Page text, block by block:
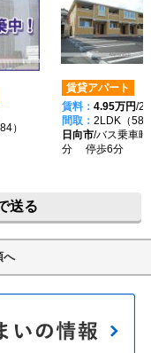
）
賃貸アパート
賃料： 4.95万円/
間取： 2LDK（
日向市/バス乗車
分 停歩6分
送る
へ